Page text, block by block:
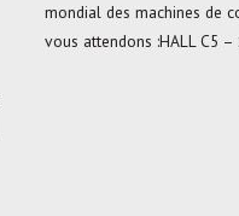
mondial des machines de
vous attendons :HALL C5 –